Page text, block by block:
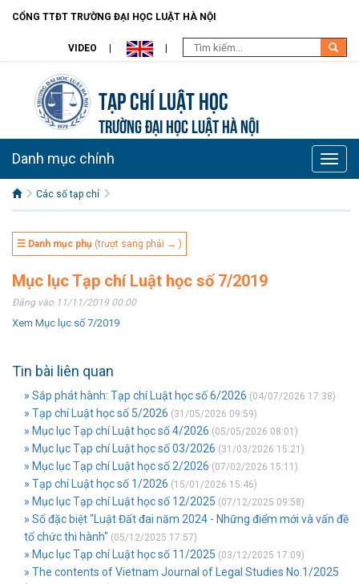
CỔNG TTĐT TRƯỜNG ĐẠI HỌC LUẬT HÀ NỘI
VIDEO
Tạp chí Luật học
TRƯỜNG ĐẠI HỌC LUẬT HÀ NỘI
Toggle
Danh mục chính
Các số tạp chí
☰ Danh mục phụ (trượt sang phải → )
Mục lục Tạp chí Luật học số 7/2019
Đăng vào 11/11/2019 00:00
Xem Mục lục số 7/2019
Tin bài liên quan
» Sắp phát hành: Tạp chí Luật học số 6/2026 (04/07/2026 17:38)
» Tạp chí Luật học số 5/2026 (31/05/2026 09:59)
» Mục lục Tạp chí Luật học số 4/2026 (05/05/2026 08:01)
» Mục lục Tạp chí Luật học số 03/2026 (31/03/2026 15:21)
» Mục lục Tạp chí Luật học số 2/2026 (07/02/2026 15:11)
» Tạp chí Luật học số 1/2026 (15/01/2026 15:46)
» Mục lục Tạp chí Luật học số 12/2025 (07/12/2025 09:58)
» Số đặc biệt "Luật Đất đai năm 2024 - Những điểm mới và vấn đề
tổ chức thi hành" (05/12/2025 17:57)
» Mục lục Tạp chí Luật học số 11/2025 (03/12/2025 17:09)
» The contents of Vietnam Journal of Legal Studies No.1/2025